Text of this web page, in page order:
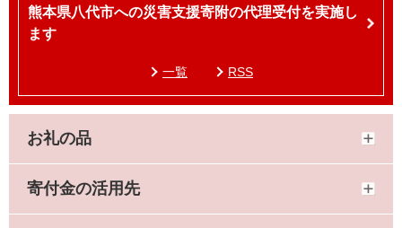
熊本県八代市への災害支援寄附の代理受付を実施し
ます
一覧 RSS
お礼の品
寄付金の活用先